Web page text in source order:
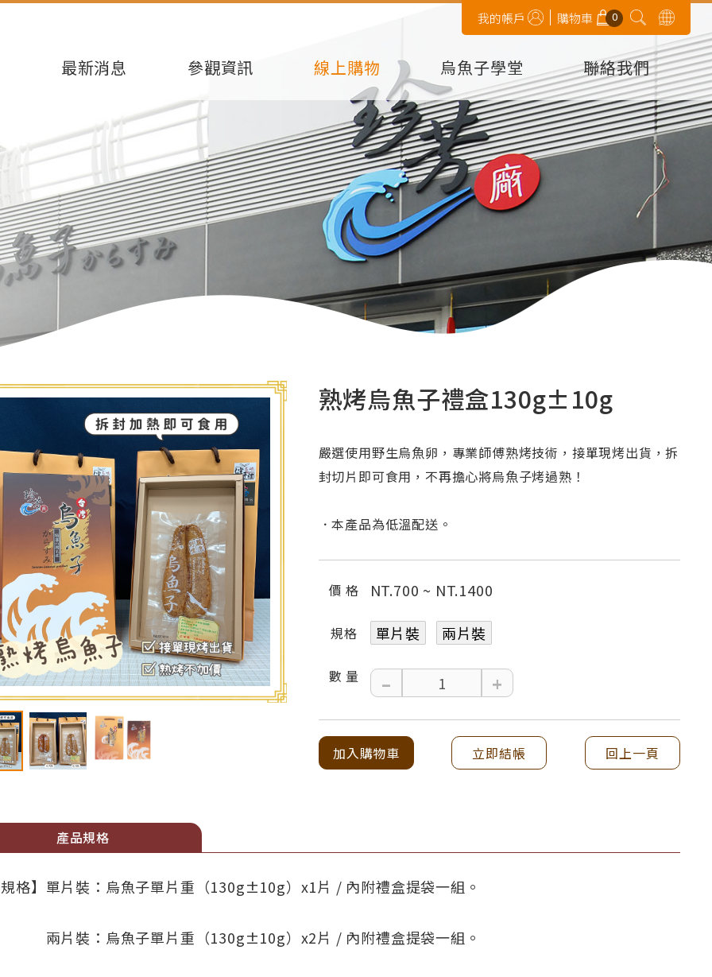
我的帳戶 購物車 0
最新消息 參觀資訊 線上購物 烏魚子學堂 聯絡我們
熟烤烏魚子禮盒130g±10g
嚴選使用野生烏魚卵，專業師傅熟烤技術，接單現烤出貨，拆
封切片即可食用，不再擔心將烏魚子烤過熟！
．本產品為低溫配送。
價 格 NT.700 ~ NT.1400
規格 單片裝 兩片裝
數 量 – +
加入購物車 立即結帳 回上一頁
產品規格
格】單片裝：烏魚子單片重（130g±10g）x1片 / 內附禮盒提袋一組。
裝：烏魚子單片重（130g±10g）x2片 / 內附禮盒提袋一組。